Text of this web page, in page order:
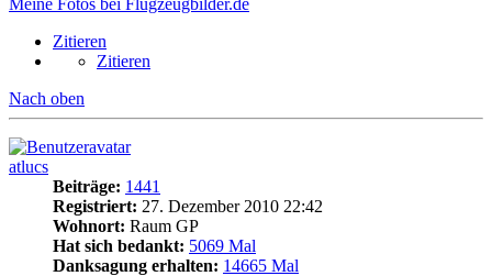
Zitieren
Zitieren
Nach oben
atlucs
Beiträge: 1441
Registriert: 27. Dezember 2010 22:42
Wohnort: Raum GP
Hat sich bedankt: 5069 Mal
Danksagung erhalten: 14665 Mal